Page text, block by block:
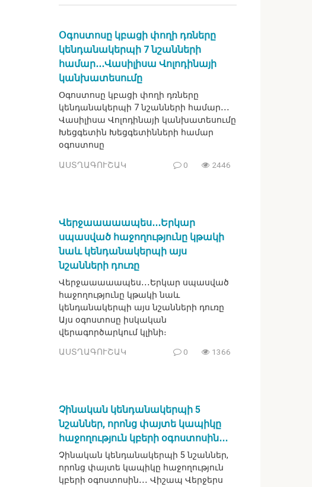
Օգոստոսը կբացի փողի դռները
կենդանակերպի 7 նշանների
համար․․․Վասիլիսա Վոլոդինայի
կանխատեսումը
Օգոստոսը կբացի փողի դռները
կենդանակերպի 7 նշանների համար․․․
Վասիլիսա Վոլոդինայի կանխատեսումը
Խեցգետին Խեցգետինների համար
օգոստոսը
ԱՍՏՂԱԳՈՒՇԱԿ 0 2446
Վերջաաաաապես․․․Երկար
սպասված հաջողությունը կթակի
նաև կենդանակերպի այս
նշանների դուռը
Վերջաաաաապես․․․Երկար սպասված
հաջողությունը կթակի նաև
կենդանակերպի այս նշանների դուռը
Այս օգոստոսը իսկական
վերագործարկում կլինի։
ԱՍՏՂԱԳՈՒՇԱԿ 0 1366
Չինական կենդանակերպի 5
նշաններ, որոնց փայտե կապիկը
հաջողություն կբերի օգոստոսին․․․
Չինական կենդանակերպի 5 նշաններ,
որոնց փայտե կապիկը հաջողություն
կբերի օգոստոսին․․․ Վիշապ Վերջերս